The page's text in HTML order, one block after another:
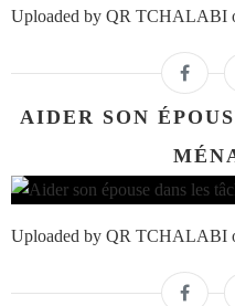
Uploaded by QR TCHALABI
AIDER SON
Uploaded by QR TCHALABI